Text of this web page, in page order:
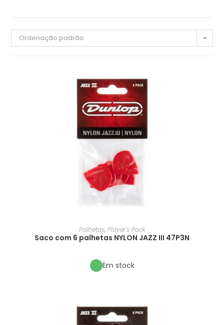
Ordenação padrão
Palhetas, Player's Pack
Saco com 6 palhetas NYLON JAZZ III 47P3N
Em stock